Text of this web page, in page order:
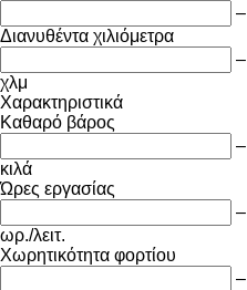
–
Διανυθέντα χιλιόμετρα
–
χλμ
Χαρακτηριστικά
Καθαρό βάρος
–
κιλά
Ώρες εργασίας
–
ωρ./λειτ.
Χωρητικότητα φορτίου
–